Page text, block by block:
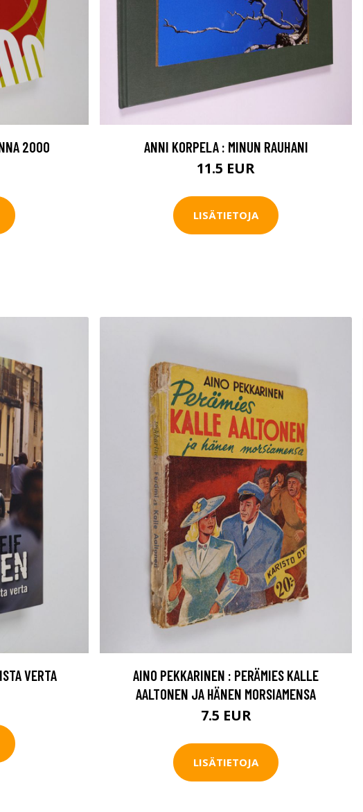
2000 ANNI KORPELA : MINUN RAUHANI
11.5 EUR
LISÄTIETOJA
VERTA
AINO PEKKARINEN : PERÄMIES KALLE
AALTONEN JA HÄNEN MORSIAMENSA
7.5 EUR
LISÄTIETOJA